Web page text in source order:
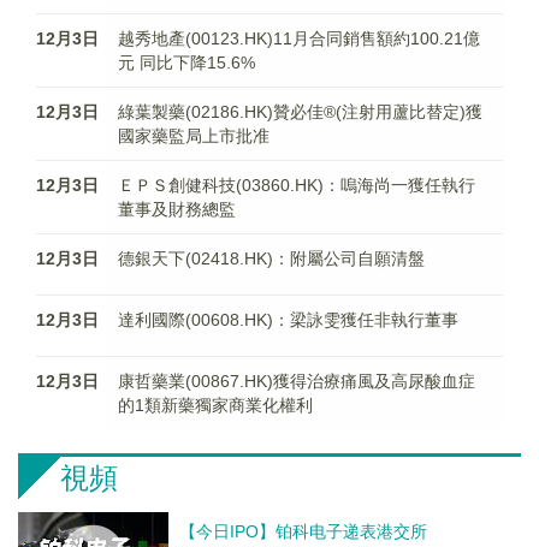
12月3日
越秀地產(00123.HK)11月合同銷售額約100.21億
元 同比下降15.6%
12月3日
綠葉製藥(02186.HK)贊必佳®(注射用蘆比替定)獲
國家藥監局上市批准
12月3日
ＥＰＳ創健科技(03860.HK)：嗚海尚一獲任執行
董事及財務總監
12月3日 德銀天下(02418.HK)：附屬公司自願清盤
12月3日 達利國際(00608.HK)：梁詠雯獲任非執行董事
12月3日
康哲藥業(00867.HK)獲得治療痛風及高尿酸血症
的1類新藥獨家商業化權利
視頻
【今日IPO】铂科电子递表港交所